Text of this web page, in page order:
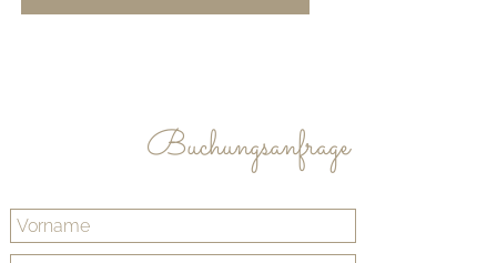
Buchungsanfrage